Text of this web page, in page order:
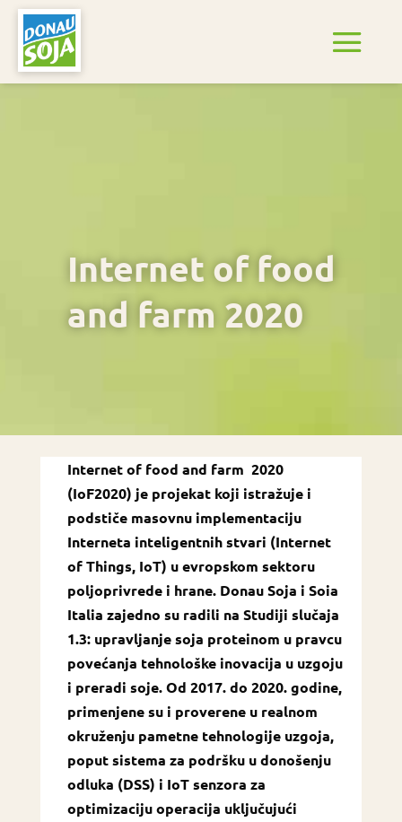
Internet of food
and farm 2020
Internet of food and farm 2020
(IoF2020) je projekat koji istražuje i
podstiče masovnu implementaciju
Interneta inteligentnih stvari (Internet
of Things, IoT) u evropskom sektoru
poljoprivrede i hrane. Donau Soja i Soia
Italia zajedno su radili na Studiji slučaja
1.3: upravljanje soja proteinom u pravcu
povećanja tehnološke inovacija u uzgoju
i preradi soje. Od 2017. do 2020. godine,
primenjene su i proverene u realnom
okruženju pametne tehnologije uzgoja,
poput sistema za podršku u donošenju
odluka (DSS) i IoT senzora za
optimizaciju operacija uključujući